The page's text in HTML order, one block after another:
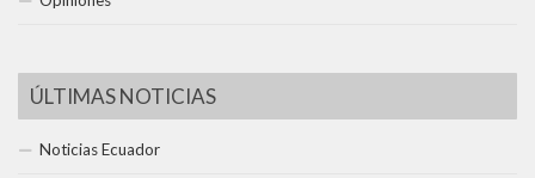
ÚLTIMAS NOTICIAS
Noticias Ecuador